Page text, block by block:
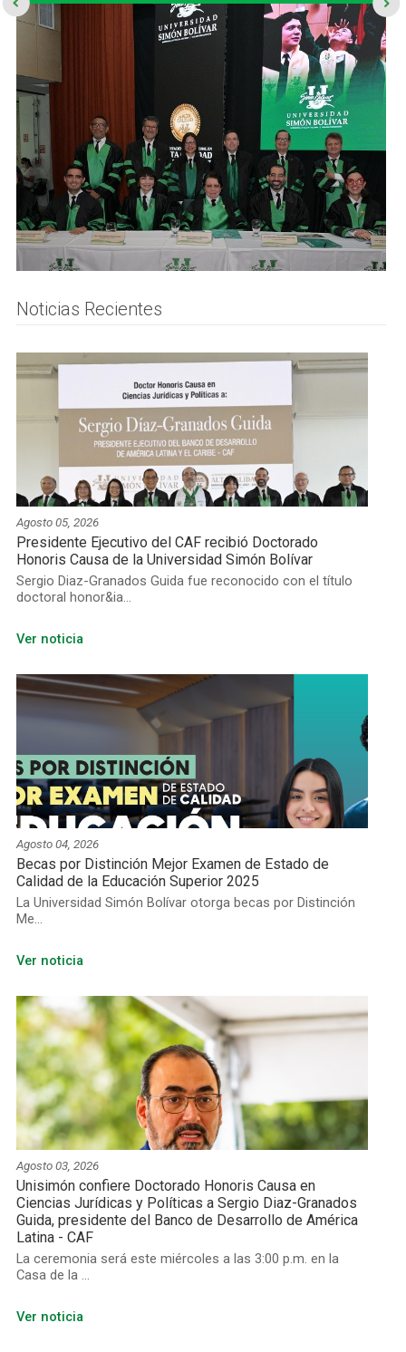
Noticias Recientes
Agosto 05, 2026
Presidente Ejecutivo del CAF recibió Doctorado
Honoris Causa de la Universidad Simón Bolívar
Sergio Diaz-Granados Guida fue reconocido con el título
doctoral honor&ia...
Ver noticia
Agosto 04, 2026
Becas por Distinción Mejor Examen de Estado de
Calidad de la Educación Superior 2025
La Universidad Simón Bolívar otorga becas por Distinción
Me...
Ver noticia
Agosto 03, 2026
Unisimón confiere Doctorado Honoris Causa en
Ciencias Jurídicas y Políticas a Sergio Diaz-Granados
Guida, presidente del Banco de Desarrollo de América
Latina - CAF
La ceremonia será este miércoles a las 3:00 p.m. en la
Casa de la ...
Ver noticia